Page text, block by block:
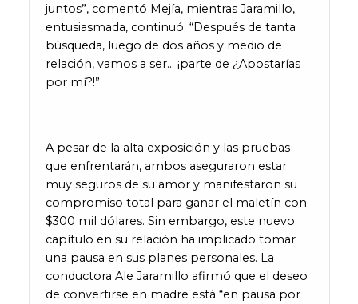
juntos”, comentó Mejía, mientras Jaramillo,
entusiasmada, continuó: “Después de tanta
búsqueda, luego de dos años y medio de
relación, vamos a ser… ¡parte de ¿Apostarías
por mí?!”.
A pesar de la alta exposición y las pruebas
que enfrentarán, ambos aseguraron estar
muy seguros de su amor y manifestaron su
compromiso total para ganar el maletín con
$300 mil dólares. Sin embargo, este nuevo
capítulo en su relación ha implicado tomar
una pausa en sus planes personales. La
conductora Ale Jaramillo afirmó que el deseo
de convertirse en madre está “en pausa por